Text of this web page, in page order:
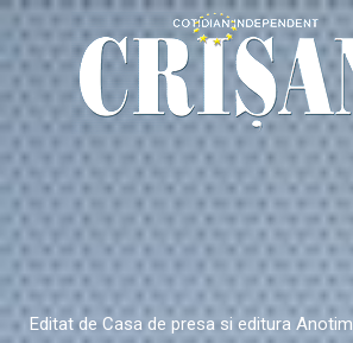
Editat de Casa de presa si editura